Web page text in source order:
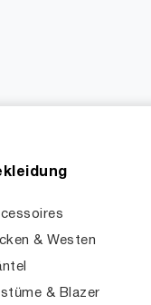
& Westen
& Blazer